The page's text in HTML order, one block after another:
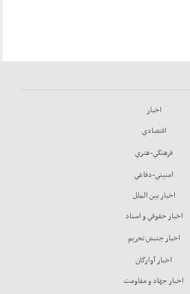
اخبار
اقتصادي
فرهنگي-هنري
امنيتي-دفاعي
اخبار بين الملل
اخبار حقوقي و اسناد
اخبار جنبش تحريم
اخبار آوارگان
اخبار جهاد و مقاومت